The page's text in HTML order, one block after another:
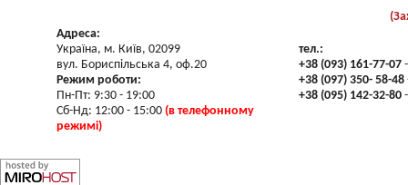
Адреса:
Україна, м. Київ, 02099
вул. Бориспільська 4, оф.20
Режим роботи:
Пн-Пт: 9:30 - 19:00
Сб-Нд: 12:00 - 15:00 (в телефонному
режимі)
тел.:
+38 (093) 161-77-07
+38 (097) 350- 58-48
+38 (095) 142-32-80